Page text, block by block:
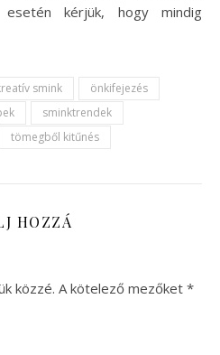
esetén kérjük, hogy mindig
smink
önkifejezés
sminktrendek
tömegből kitűnés
HOZZÁ
közzé. A kötelező mezőket *